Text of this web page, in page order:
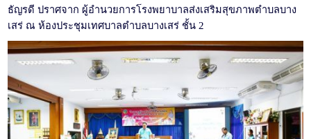
ธัญรดี ปราศจาก ผู้อำนวยการโรงพยาบาลส่งเสริมสุขภาพตำบลบาง
เสร่ ณห้องประชุมเทศบาลตำบลบางเสร่ ชั้น 2